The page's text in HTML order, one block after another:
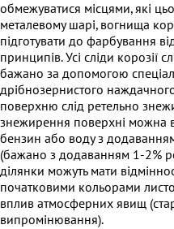
обмежуватися місцями, які
металевому шарі, вогнища
підготувати до фарбування
принципів. Усі сліди корозії
бажано за допомогою
дрібнозернистого
поверхню слід ретельно
знежирення поверхні можна
бензин або воду з
(бажано з додаванням 1-2%
ділянки можуть мати
початковими кольорами
вплив атмосферних явищ
випромінювання).